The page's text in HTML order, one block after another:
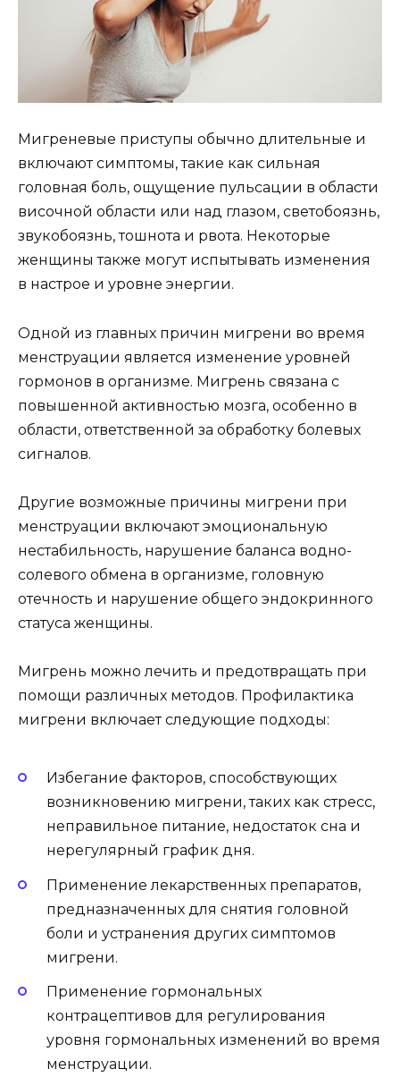
Мигреневые приступы обычно длительные и
включают симптомы, такие как сильная
головная боль, ощущение пульсации в области
височной области или над глазом, светобоязнь,
звукобоязнь, тошнота и рвота. Некоторые
женщины также могут испытывать изменения
в настрое и уровне энергии.
Одной из главных причин мигрени во время
менструации является изменение уровней
гормонов в организме. Мигрень связана с
повышенной активностью мозга, особенно в
области, ответственной за обработку болевых
сигналов.
Другие возможные причины мигрени при
менструации включают эмоциональную
нестабильность, нарушение баланса водно-
солевого обмена в организме, головную
отечность и нарушение общего эндокринного
статуса женщины.
Мигрень можно лечить и предотвращать при
помощи различных методов. Профилактика
мигрени включает следующие подходы:
Избегание факторов, способствующих
возникновению мигрени, таких как стресс,
неправильное питание, недостаток сна и
нерегулярный график дня.
Применение лекарственных препаратов,
предназначенных для снятия головной
боли и устранения других симптомов
мигрени.
Применение гормональных
контрацептивов для регулирования
уровня гормональных изменений во время
менструации.